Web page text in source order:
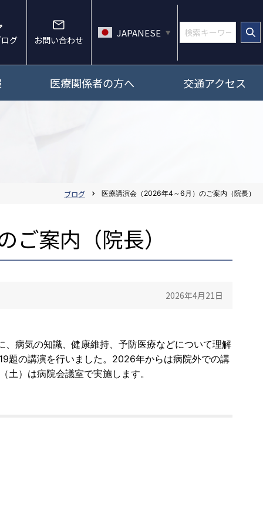
グ お問い合わせ
JAPANESE ▼
医療関係者の方へ 交通アクセス
ブログ chevron_right 医療講演会（2026年4～6月）のご案内（院長）
案内（院長）
2026年4月21日
病気の知識、健康維持、予防医療などについて理解
題の講演を行いました。2026年からは病院外での講
）は病院会議室で実施します。